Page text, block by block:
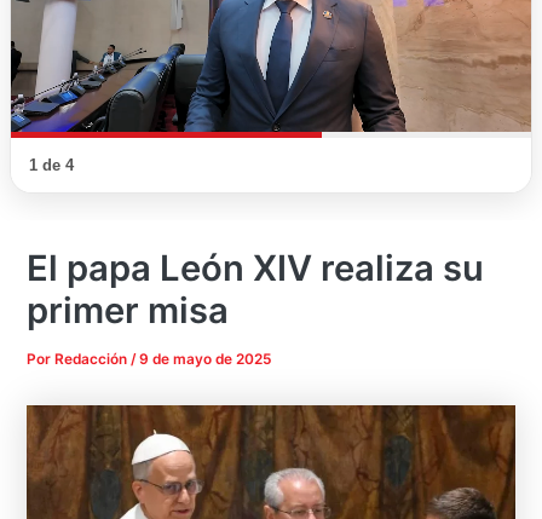
1 de 4
El papa León XIV realiza su
primer misa
Por Redacción/9 de mayo de 2025